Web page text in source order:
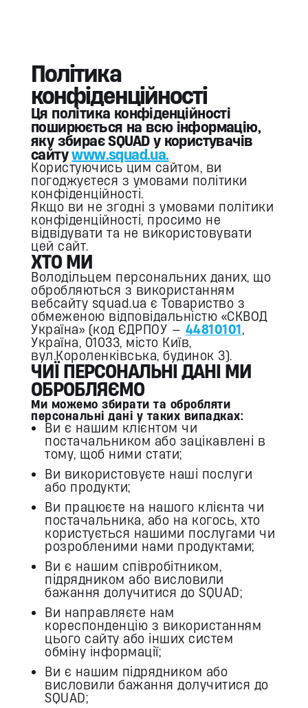
Політика
конфіденційності
Ця політика конфіденційності
поширюється на всю інформацію,
яку збирає SQUAD у користувачів
сайту www.squad.ua.
Користуючись цим сайтом, ви
погоджуєтеся з умовами політики
конфіденційності.
Якщо ви не згодні з умовами політики
конфіденційності, просимо не
відвідувати та не використовувати
цей сайт.
ХТО МИ
Володільцем персональних даних, що
обробляються з використанням
вебсайту squad.ua є Товариство з
обмеженою відповідальністю «СКВОД
Україна» (код ЄДРПОУ — 44810101,
Україна, 01033, місто Київ,
вул.Короленківська, будинок 3).
ЧИЇ ПЕРСОНАЛЬНІ ДАНІ МИ
ОБРОБЛЯЄМО
Ми можемо збирати та обробляти
персональні дані у таких випадках:
Ви є нашим клієнтом чи
постачальником або зацікавлені в
тому, щоб ними стати;
Ви використовуєте наші послуги
або продукти;
Ви працюєте на нашого клієнта чи
постачальника, або на когось, хто
користується нашими послугами чи
розробленими нами продуктами;
Ви є нашим співробітником,
підрядником або висловили
бажання долучитися до SQUAD;
Ви направляєте нам
кореспонденцію з використанням
цього сайту або інших систем
обміну інформації;
Ви є нашим підрядником або
висловили бажання долучитися до
SQUAD;